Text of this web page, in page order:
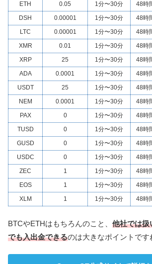
ETH
0.05 1分〜30分 48時
DSH
0.00001 1分〜30分 48時
LTC
0.00001 1分〜30分 48時
XMR
0.01 1分〜30分 48時
XRP
25 1分〜30分 48時
ADA
0.0001 1分〜30分 48時
USDT
25 1分〜30分 48時
NEM
0.0001 1分〜30分 48時
PAX
0 1分〜30分 48時
TUSD
0 1分〜30分 48時
GUSD
0 1分〜30分 48時
USDC
0 1分〜30分 48時
ZEC
1 1分〜30分 48時
EOS
1 1分〜30分 48時
XLM
1 1分〜30分 48時
BTCやETHはもちろんのこと、 他社では扱
でも入出金できるのは大きなポイントです